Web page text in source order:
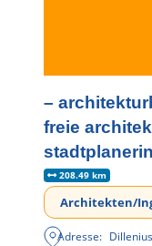
–
freie
stadtplanerin
208.49 km
Architekten/
Adresse: